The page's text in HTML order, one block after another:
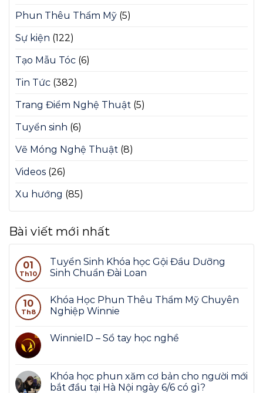
Phun Thêu Thẩm Mỹ (5)
Sự kiện (122)
Tạo Mẫu Tóc (6)
Tin Tức (382)
Trang Điểm Nghệ Thuật (5)
Tuyển sinh (6)
Vẽ Móng Nghệ Thuật (8)
Videos (26)
Xu hướng (85)
Bài viết mới nhất
01
Th10
Tuyển Sinh Khóa học Gội Đầu Dưỡng
Sinh Chuẩn Đài Loan
10
Th8
Khóa Học Phun Thêu Thẩm Mỹ Chuyên
Nghiệp Winnie
WinnieID – Sổ tay học nghề
Khóa học phun xăm cơ bản cho người mới
bắt đầu tại Hà Nội ngày 6/6 có gì?